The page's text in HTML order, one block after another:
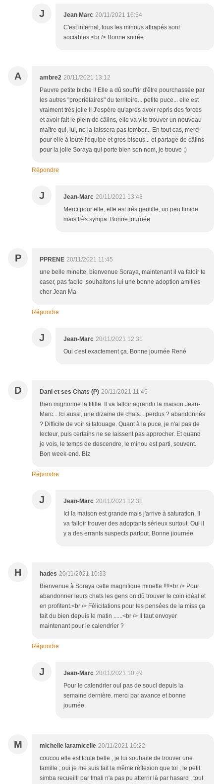
J Jean Marc 20/11/2021 16:54
C'est infernal, tous les minous attrapés sont
sociables.<br /> Bonne soirée
A ambre2 20/11/2021 13:12
Pauvre petite biche !! Elle a dû souffrir d'être pourchassée par
les autres "propriétaires" du territoire... petite puce... elle est
vraiment très jolie !! J'espère qu'après avoir repris des forces
et avoir fait le plein de câlins, elle va vite trouver un nouveau
maître qui, lui, ne la laissera pas tomber... En tout cas, merci
pour elle à toute l'équipe et gros bisous... et partage de câlins
pour la jolie Soraya qui porte bien son nom, je trouve ;)
Répondre
J Jean-Marc 20/11/2021 13:43
Merci pour elle, elle est très gentille, un peu timide
mais très sympa. Bonne journée
P PPRENE 20/11/2021 11:45
une belle minette, bienvenue Soraya, maintenant il va faloir te
caser, pas facile ,souhaitons lui une bonne adoption amities
cher Jean Ma
Répondre
J Jean-Marc 20/11/2021 12:31
Oui c'est exactement ça. Bonne journée René
D Dani et ses Chats (P) 20/11/2021 11:45
Bien mignonne la fifille. Il va falloir agrandir la maison Jean-
Marc... Ici aussi, une dizaine de chats... perdus ? abandonnés
? Difficile de voir si tatouage. Quant à la puce, je n'ai pas de
lecteur, puis certains ne se laissent pas approcher. Et quand
je vois, le temps de descendre, le minou est parti, souvent.
Bon week-end. Biz
Répondre
J Jean-Marc 20/11/2021 12:31
Ici la maison est grande mais j'arrive à saturation. Il
va falloir trouver des adoptants sérieux surtout. Oui il
y a des errants suspects partout. Bonne jiournée
H hades 20/11/2021 10:33
Bienvenue à Soraya cette magnifique minette !!!!<br /> Pour
abandonner leurs chats les gens on dû trouver le coin idéal et
en profitent.<br /> Félicitations pour les pensées de la miss ça
fait du bien depuis le matin ......<br /> Il faut envoyer
maintenant pour le calendrier ?
Répondre
J Jean-Marc 20/11/2021 10:49
Pour le calendrier oui pas de souci depuis la
semaine dernière. merci par avance et bonne
journée
M michelle laramicelle 20/11/2021 10:22
coucou elle est toute belle ; je lui souhaite de trouver une
famille ; oui je me suis fait la même réflexion que toi ; le petit
simba recueilli par Imali n'a pas pu atterrir là par hasard , tout